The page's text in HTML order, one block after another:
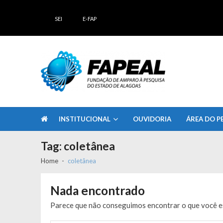
SEI E-FAP
INSTITUCIONAL OUVIDORIA ÁREA DO
Tag: coletânea
Home coletânea
Nada encontrado
Parece que não conseguimos encontrar o que você